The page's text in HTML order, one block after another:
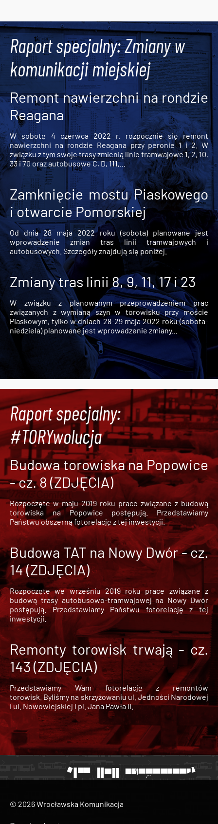
Raport specjalny: Zmiany w
komunikacji miejskiej
Remont nawierzchni na rondzie
Reagana
W sobotę 4 czerwca 2022 r. rozpocznie się remont
nawierzchni na rondzie Reagana przy peronie 1 i 2. W
związku z tym swoje trasy zmienią linie tramwajowe 1, 2, 10,
33 i 70 oraz autobusowe C, D, 111,...
Zamknięcie mostu Piaskowego
i otwarcie Pomorskiej
Od dnia 28 maja 2022 roku (sobota) planowane jest
wprowadzenie zmian tras linii tramwajowych i
autobusowych. Szczegóły znajdują się poniżej.
Zmiany tras linii 8, 9, 11, 17 i 23
W związku z planowanym przeprowadzeniem prac
związanych z wymianą szyn w torowisku przy moście
Piaskowym, tylko w dniach 28-29 maja 2022 roku (sobota-
niedziela) planowane jest wprowadzenie zmiany...
Raport specjalny:
#TORYwolucja
Budowa torowiska na Popowice
- cz. 8 (ZDJĘCIA)
Rozpoczęte w maju 2019 roku prace związane z budową
torowiska na Popowice
postępują. Przedstawiamy
Państwu obszerną fotorelację z tej inwestycji.
Budowa TAT na Nowy Dwór - cz.
14 (ZDJĘCIA)
Rozpoczęte we wrześniu 2019 roku prace związane z
budową trasy autobusowo-tramwajowej na Nowy Dwór
postępują. Przedstawiamy Państwu fotorelację z tej
inwestycji.
Remonty torowisk trwają - cz.
143 (ZDJĘCIA)
Przedstawiamy Wam fotorelację z remontów
torowisk. Byliśmy na skrzyżowaniu ul. Jedności Narodowej
i ul. Nowowiejskiej i pl. Jana Pawła II.
© 2026 Wrocławska Komunikacja